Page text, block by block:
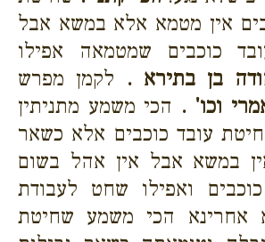
אין מטמא אלא במשא אבל
כוכבים שמטמאה אפילו
בן בתירא . לקמן מפרש
וכו' . הכי משמע מתניתין
עובד כוכבים אלא כשאר
במשא אבל אין אהל בשום
ואפילו שחט לעבודת
אחרינא הכי משמע שחיטת